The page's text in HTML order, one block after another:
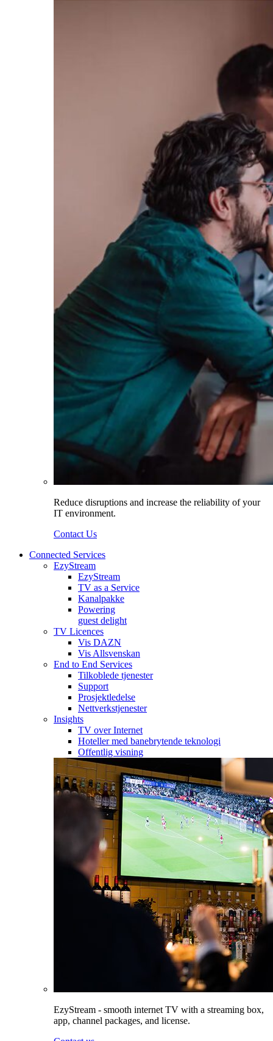
Reduce disruptions and increase the reliability of your
IT environment.
Contact Us
Connected Services
EzyStream
EzyStream
TV as a Service
Kanalpakke
Powering
guest delight
TV Licences
Vis DAZN
Vis Allsvenskan
End to End Services
Tilkoblede tjenester
Support
Prosjektledelse
Nettverkstjenester
Insights
TV over Internet
Hoteller med banebrytende teknologi
Offentlig visning
EzyStream - smooth internet TV with a streaming box,
app, channel packages, and license.